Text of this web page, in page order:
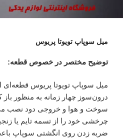
میل سوپاپ تویوتا پریوس
توضیح مختصر در خصوص قطعه:
میل سوپاپ تویوتا پریوس
درون‌سوز چهار زمانه به منظور
سوخت و هوا و خروجی دود نصب
چرخشی خود را از تسمه تایم یا
ضربه زدن روی انگشتی سوپاپ